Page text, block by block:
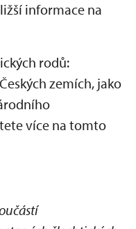
informace na
rodů:
zemích, jako
více na tomto